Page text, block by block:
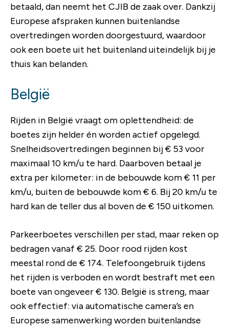
betaald, dan neemt het CJIB de zaak over. Dankzij
Europese afspraken kunnen buitenlandse
overtredingen worden doorgestuurd, waardoor
ook een boete uit het buitenland uiteindelijk bij je
thuis kan belanden.
België
Rijden in België vraagt om oplettendheid: de
boetes zijn helder én worden actief opgelegd.
Snelheidsovertredingen beginnen bij € 53 voor
maximaal 10 km/u te hard. Daarboven betaal je
extra per kilometer: in de bebouwde kom € 11 per
km/u, buiten de bebouwde kom € 6. Bij 20 km/u te
hard kan de teller dus al boven de € 150 uitkomen.
Parkeerboetes verschillen per stad, maar reken op
bedragen vanaf € 25. Door rood rijden kost
meestal rond de € 174. Telefoongebruik tijdens
het rijden is verboden en wordt bestraft met een
boete van ongeveer € 130. België is streng, maar
ook effectief: via automatische camera’s en
Europese samenwerking worden buitenlandse